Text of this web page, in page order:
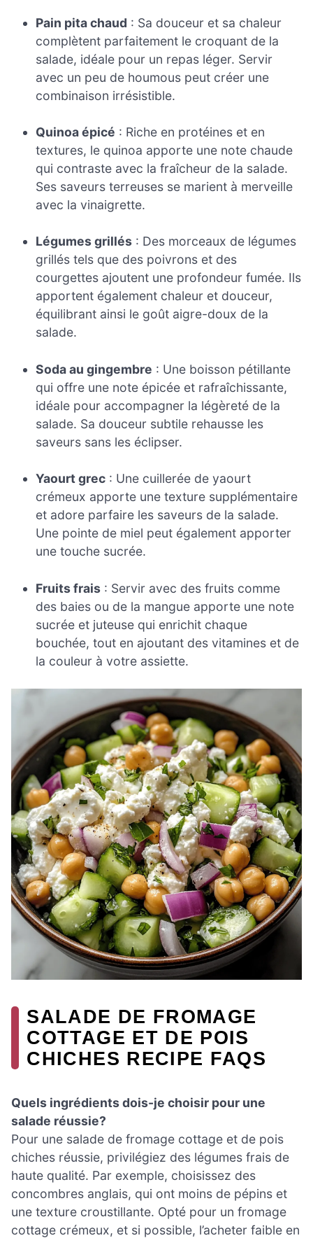
Pain pita chaud : Sa douceur et sa chaleur
complètent parfaitement le croquant de la
salade, idéale pour un repas léger. Servir
avec un peu de houmous peut créer une
combinaison irrésistible.
Quinoa épicé : Riche en protéines et en
textures, le quinoa apporte une note chaude
qui contraste avec la fraîcheur de la salade.
Ses saveurs terreuses se marient à merveille
avec la vinaigrette.
Légumes grillés : Des morceaux de légumes
grillés tels que des poivrons et des
courgettes ajoutent une profondeur fumée. Ils
apportent également chaleur et douceur,
équilibrant ainsi le goût aigre-doux de la
salade.
Soda au gingembre : Une boisson pétillante
qui offre une note épicée et rafraîchissante,
idéale pour accompagner la légèreté de la
salade. Sa douceur subtile rehausse les
saveurs sans les éclipser.
Yaourt grec : Une cuillerée de yaourt
crémeux apporte une texture supplémentaire
et adore parfaire les saveurs de la salade.
Une pointe de miel peut également apporter
une touche sucrée.
Fruits frais : Servir avec des fruits comme
des baies ou de la mangue apporte une note
sucrée et juteuse qui enrichit chaque
bouchée, tout en ajoutant des vitamines et de
la couleur à votre assiette.
SALADE DE FROMAGE
COTTAGE ET DE POIS
CHICHES RECIPE FAQS
Quels ingrédients dois-je choisir pour une
salade réussie?
Pour une salade de fromage cottage et de pois
chiches réussie, privilégiez des légumes frais de
haute qualité. Par exemple, choisissez des
concombres anglais, qui ont moins de pépins et
une texture croustillante. Opté pour un fromage
cottage crémeux, et si possible, l’acheter faible en